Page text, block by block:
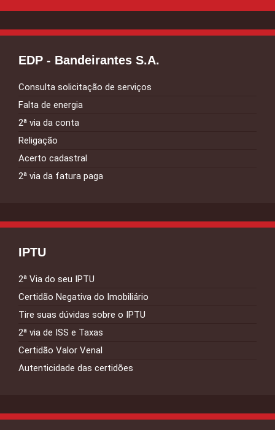
EDP - Bandeirantes S.A.
Consulta solicitação de serviços
Falta de energia
2ª via da conta
Religação
Acerto cadastral
2ª via da fatura paga
IPTU
2ª Via do seu IPTU
Certidão Negativa do Imobiliário
Tire suas dúvidas sobre o IPTU
2ª via de ISS e Taxas
Certidão Valor Venal
Autenticidade das certidões